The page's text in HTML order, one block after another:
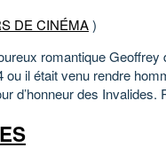
DE CINÉMA)
romantique
ou il était venu rendre
d’honneur des Invalides.